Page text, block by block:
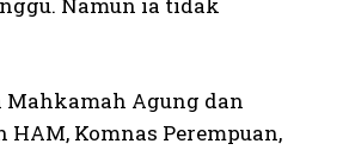
Mahkamah Agung dan
Komnas Perempuan,